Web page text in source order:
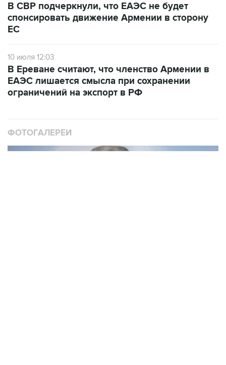
В СВР подчеркнули, что ЕАЭС не будет
спонсировать движение Армении в сторону
ЕС
10 июля 12:03
В Ереване считают, что членство Армении в
ЕАЭС лишается смысла при сохранении
ограничений на экспорт в РФ
ФОТОГАЛЕРЕИ